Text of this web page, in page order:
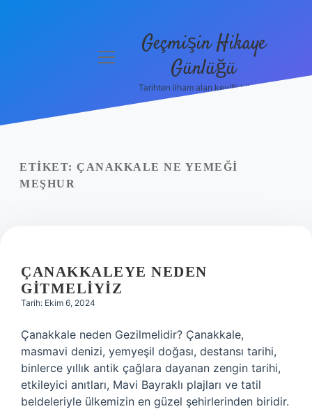
Yasal Uyarı
menüyü
Geçmişin Hikaye
Günlüğü
Tarihten ilham alan keyifli bilgiler!
ETIKET: ÇANAKKALE NE YEMEĞI
MEŞHUR
ÇANAKKALEYE NEDEN
GITMELIYIZ
Tarih: Ekim 6, 2024
Çanakkale neden Gezilmelidir? Çanakkale,
masmavi denizi, yemyeşil doğası, destansı tarihi,
binlerce yıllık antik çağlara dayanan zengin tarihi,
etkileyici anıtları, Mavi Bayraklı plajları ve tatil
beldeleriyle ülkemizin en güzel şehirlerinden biridir.